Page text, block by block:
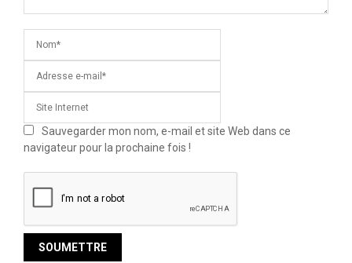
Sauvegarder mon nom, e-mail et site Web dans ce
navigateur pour la prochaine fois !